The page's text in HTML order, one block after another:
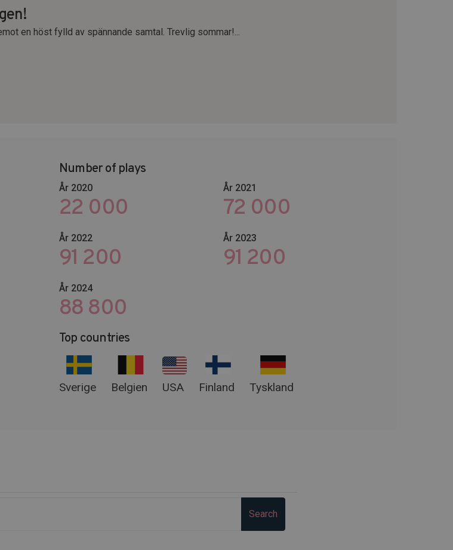
en höst fylld av spännande samtal. Trevlig sommar!...
Number of plays
År 2020
22 000
År 2021
72 000
År 2022
102 653
År 2023
118 800
År 2024
116 400
Top countries
Sverige Belgien USA Finland Tyskland
Search